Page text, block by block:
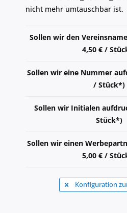
nicht mehr umtauschbar ist.
Sollen wir den
4,50 € /
Sollen wir eine Nummer
/ Stück*)
Sollen wir Initialen
Stück*)
Sollen wir einen
5,00 € /
Konfiguration